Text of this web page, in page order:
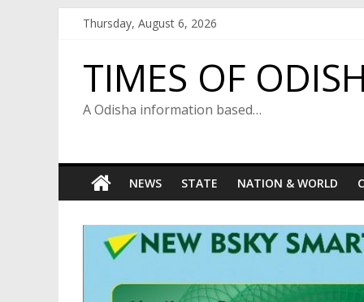
Thursday, August 6, 2026
TIMES OF
A Odisha information based…
NEWS STATE NATION & WORLD